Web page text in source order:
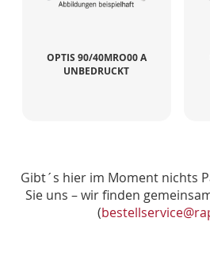
OPTIS 90/40MRO00 A
UNBEDRUCKT
Gibt´s hier im Moment nichts
Sie uns – wir finden
(